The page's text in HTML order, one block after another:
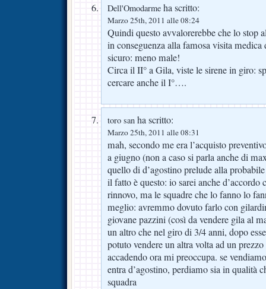
Dell'Omodarme ha scritto:
Marzo 25th, 2011 alle 08:24
Quindi questo avvalorerebbe che lo stop
in conseguenza alla famosa visita
sicuro: meno male!
Circa il II° a Gila, viste le sirene in giro:
cercare anche il I°….
toro san ha scritto:
Marzo 25th, 2011 alle 08:31
mah, secondo me era l’acquisto
a giugno (non a caso si parla anche di
quello di d’agostino prelude alla
il fatto è questo: io sarei anche d’accordo
rinnovo, ma le squadre che lo fanno lo
meglio: avremmo dovuto farlo con
giovane pazzini (così da vendere gila al
un altro che nel giro di 3/4 anni, dopo
potuto vendere un altra volta ad un
accadendo ora mi preoccupa. se
entra d’agostino, perdiamo sia in qualità
squadra